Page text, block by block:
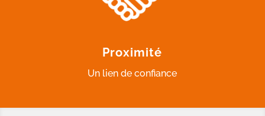
Proximité
Un lien de confiance